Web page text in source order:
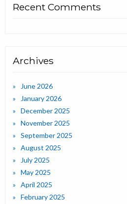
Recent Comments
Archives
June 2026
January 2026
December 2025
November 2025
September 2025
August 2025
July 2025
May 2025
April 2025
February 2025